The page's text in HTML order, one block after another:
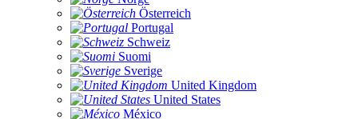
Österreich
Portugal
Schweiz
Suomi
Sverige
United Kingdom
United States
México